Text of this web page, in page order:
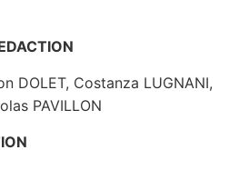
DOLET, Costanza LUGNANI,
PAVILLON